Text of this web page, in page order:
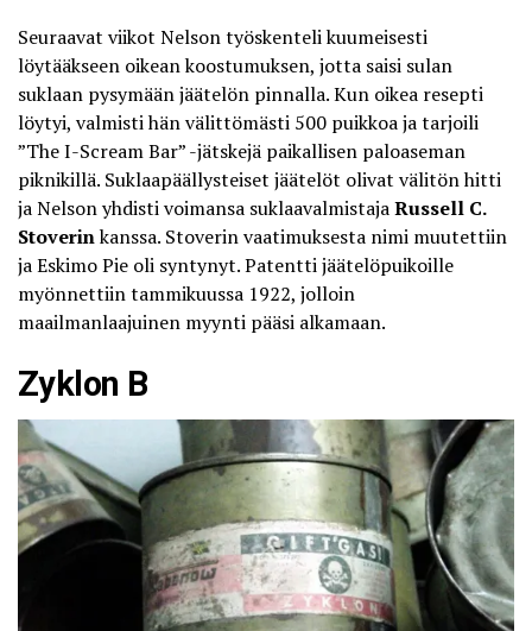
Seuraavat viikot Nelson työskenteli kuumeisesti
löytääkseen oikean koostumuksen, jotta saisi sulan
suklaan pysymään jäätelön pinnalla. Kun oikea resepti
löytyi, valmisti hän välittömästi 500 puikkoa ja tarjoili
”The I-Scream Bar” -jätskejä paikallisen paloaseman
piknikillä. Suklaapäällysteiset jäätelöt olivat välitön hitti
ja Nelson yhdisti voimansa suklaavalmistajaRussell C.
Stoverinkanssa. Stoverin vaatimuksesta nimi muutettiin
ja Eskimo Pie oli syntynyt. Patentti jäätelöpuikoille
myönnettiin tammikuussa 1922, jolloin
maailmanlaajuinen myynti pääsi alkamaan.
Zyklon B